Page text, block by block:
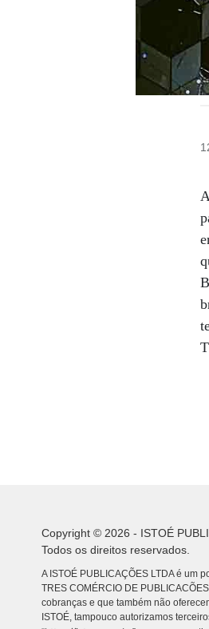
Copyright © 2026 - ISTOÉ
Todos os direitos reservados.
A ISTOÉ PUBLICAÇÕES LTDA é um
TRES COMÉRCIO DE
cobranças e que também não
ISTOÉ, tampouco autorizamos